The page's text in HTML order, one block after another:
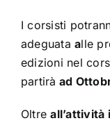
I corsisti
adeguataalle
edizioni nel
partirà ad
Oltreall’attività